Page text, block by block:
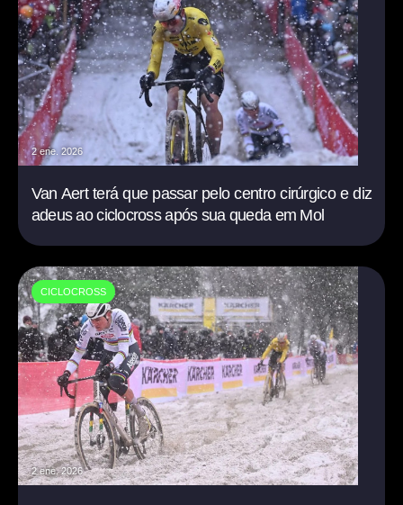
2 ene. 2026
Van Aert terá que passar pelo centro cirúrgico e diz
adeus ao ciclocross após sua queda em Mol
CICLOCROSS
2 ene. 2026